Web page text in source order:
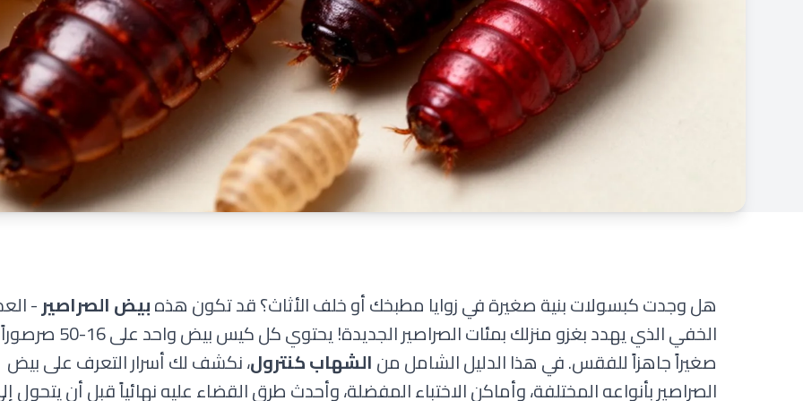
هل وجدت كبسولات بنية صغيرة في زوايا مطبخك أو خلف الأثاث؟ قد تكون هذهبيض الصراصير-
الخفي الذي يهدد بغزو منزلك بمئات الصراصير الجديدة! يحتوي كل كيس بيض واحد على 16-50 صرصوراً
صغيراً جاهزاً للفقس. في هذا الدليل الشامل منالشهاب كنترول، نكشف لك أسرار التعرف على بيض
الصراصير بأنواعه المختلفة، وأماكن الاختباء المفضلة، وأحدث طرق القضاء عليه نهائياً قبل أن يتحول